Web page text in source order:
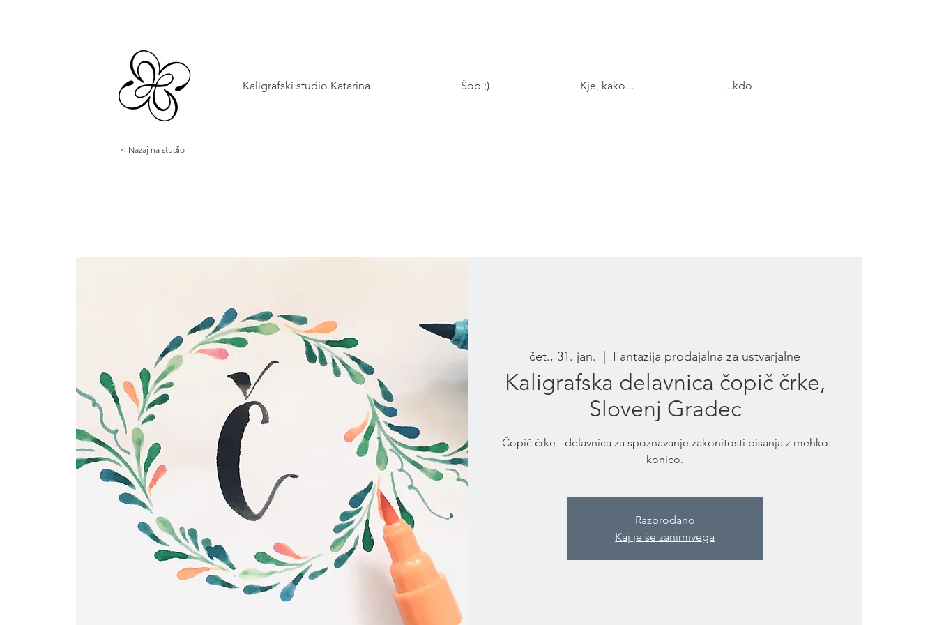
Kaligrafski studio Katarina Šop ;) Kje, kako... ...kdo
< Nazaj na studio
čet., 31. jan. Fantazija prodajalna za ustvarjalne
Kaligrafska delavnica čopič črke,
Slovenj Gradec
Čopič črke - delavnica za spoznavanje zakonitosti pisanja z mehko
konico.
Razprodano
Kaj je še zanimivega